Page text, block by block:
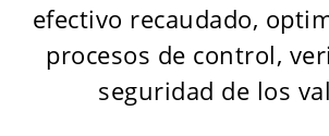
efectivo recaudado,
procesos de control,
seguridad de los